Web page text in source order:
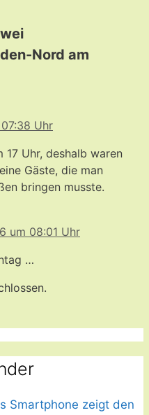
Nord am
Uhr
Uhr, deshalb waren
Gäste, die man
bringen musste.
um 08:01 Uhr
…